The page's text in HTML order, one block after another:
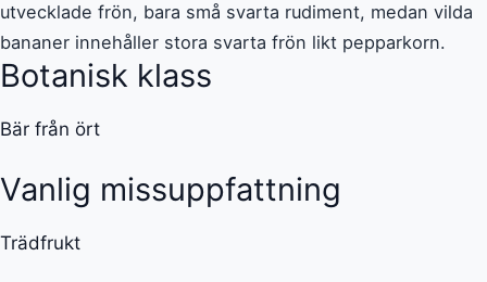
utvecklade frön, bara små svarta rudiment, medan vilda
bananer innehåller stora svarta frön likt pepparkorn.
Botanisk klass
Bär från ört
Vanlig missuppfattning
Trädfrukt